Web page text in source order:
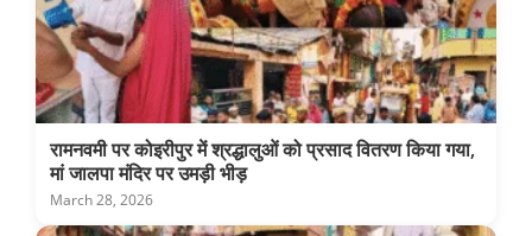
रामनवमी पर कोइरीपुर में श्रद्धालुओं को प्रसाद वितरण किया गया,
मां जालपा मंदिर पर उमड़ी भीड़
March 28, 2026